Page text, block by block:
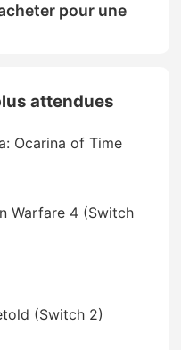
pour une
attendues
Ocarina of Time
Warfare 4 (Switch
(Switch 2)